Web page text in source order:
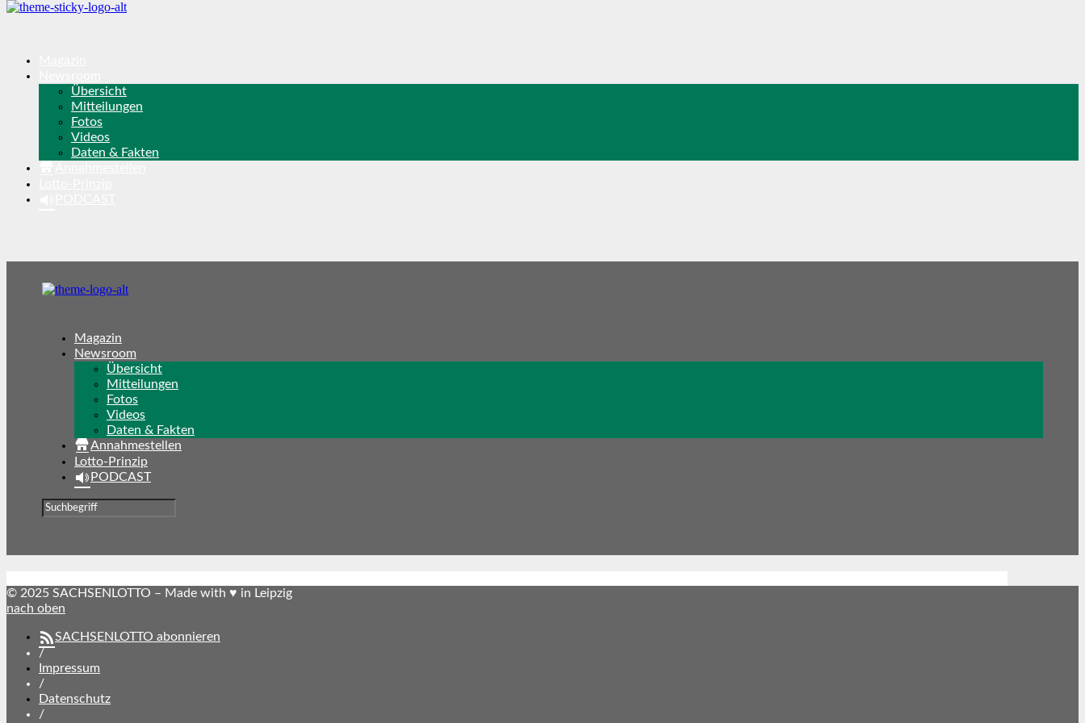
Übersicht
Mitteilungen
Fotos
Videos
Daten & Fakten
Magazin
Newsroom
Übersicht
Mitteilungen
Fotos
Videos
Daten & Fakten
Annahmestellen
Lotto-Prinzip
PODCAST
© 2025 SACHSENLOTTO – Made with ♥ in Leipzig
nach oben
SACHSENLOTTO abonnieren
/
Impressum
/
Datenschutz
/